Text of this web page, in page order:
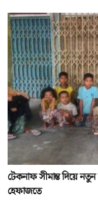
টেকনাফ সীমান্ত দিয়ে
হেফাজতে